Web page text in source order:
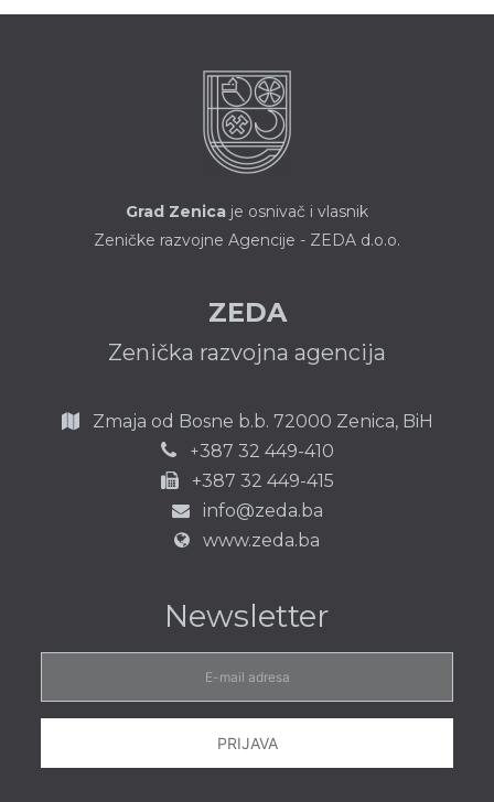
Grad Zenica je osnivač i vlasnik
Zeničke razvojne Agencije - ZEDA d.o.o.
ZEDA
Zenička razvojna agencija
Zmaja od Bosne b.b. 72000 Zenica, BiH
+387 32 449-410
+387 32 449-415
info@zeda.ba
www.zeda.ba
Newsletter
adresa
PRIJAVA